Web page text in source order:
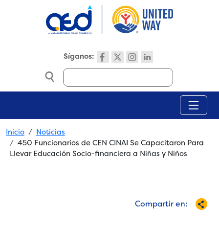
Síganos:
Search
Breadcrumb
Inicio
Noticias
450 Funcionarios de CEN CINAI Se Capacitaron Para
Llevar Educación Socio-financiera a Niñas y Niños
Compartir en: